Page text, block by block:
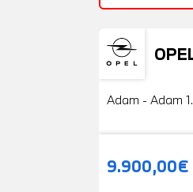
Usato
Adam - Adam
9.900,00€